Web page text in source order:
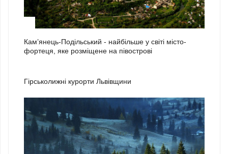
Кам’янець-Подільський - найбільше у світі місто-
фортеця, яке розміщене на півострові
Гірськолижні курорти Львівщини